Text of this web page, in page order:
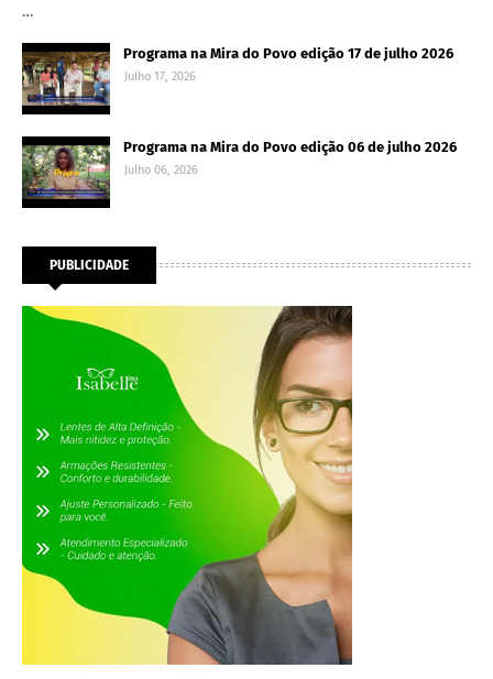
…
Programa na Mira do Povo edição 17 de julho 2026
Julho 17, 2026
Programa na Mira do Povo edição 06 de julho 2026
Julho 06, 2026
PUBLICIDADE